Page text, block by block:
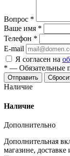
Вопрос *
Ваше имя *
Телефон *
E-mail
Я согласен на
* — Обязательные
Отправить
Наличие
Наличие
Дополнительно
Дополнительная
магазине,